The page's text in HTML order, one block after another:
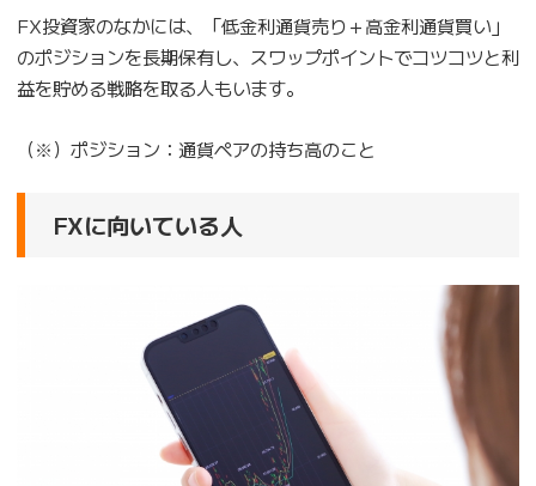
FX投資家のなかには、「低金利通貨売り＋高金利通貨買い」
のポジションを長期保有し、スワップポイントでコツコツと利
益を貯める戦略を取る人もいます。
（※）ポジション：通貨ペアの持ち高のこと
FXに向いている人